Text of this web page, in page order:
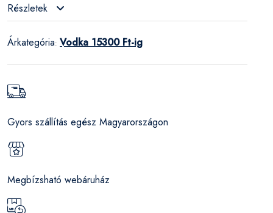
Részletek
Árkategória: Vodka 15300 Ft-ig
Gyors szállítás egész Magyarországon
Megbízsható webáruház